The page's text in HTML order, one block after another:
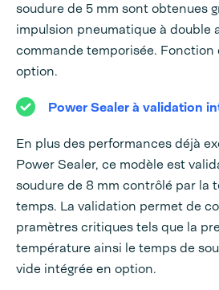
soudure de 5 mm sont obtenues
impulsion pneumatique à double
commande temporisée. Fonction
option.
Power Sealer à validation
En plus des performances déjà
Power Sealer, ce modèle est
soudure de 8 mm contrôlé par la
temps. La validation permet de
pramètres critiques tels que la
température ainsi le temps de
vide intégrée en option.